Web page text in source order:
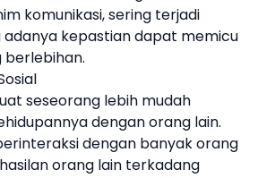
komunikasi, sering terjadi
adanya kepastian dapat memicu
berlebihan.
seseorang lebih mudah
dengan orang lain.
dengan banyak orang
orang lain terkadang